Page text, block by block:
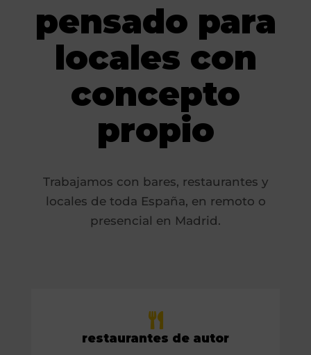
pensado para
locales con
concepto
propio
Trabajamos con bares, restaurantes y
locales de toda España, en remoto o
presencial en Madrid.
restaurantes de autor